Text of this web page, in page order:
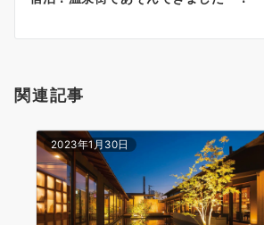
ン
関連記事
2023年1月30日